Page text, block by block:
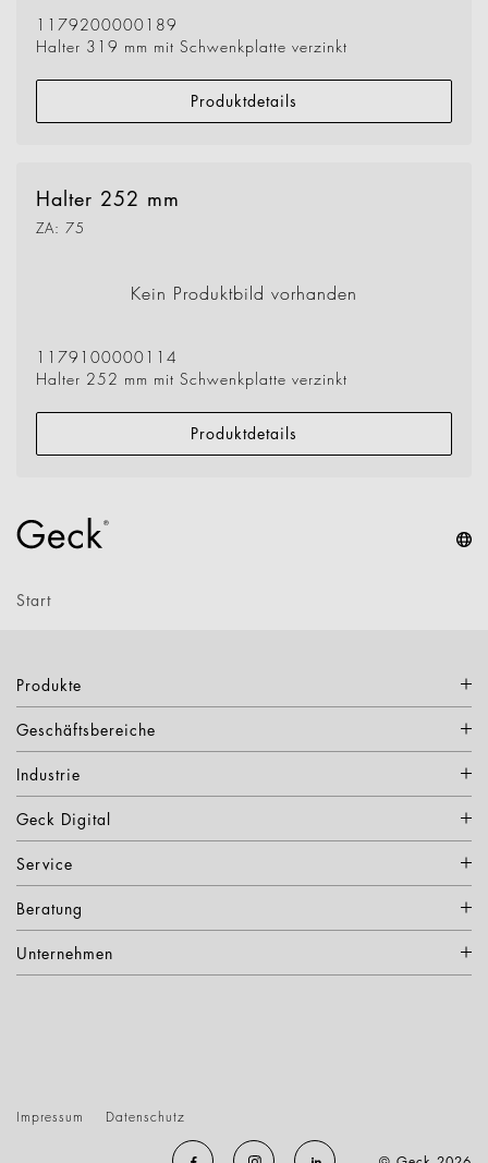
1179200000189
Halter 319 mm mit Schwenkplatte verzinkt
Produktdetails
Halter 252 mm
ZA: 75
Kein Produktbild vorhanden
1179100000114
Halter 252 mm mit Schwenkplatte verzinkt
Produktdetails
Start
Produkte
Geschäftsbereiche
Industrie
Geck Digital
Service
Beratung
Unternehmen
Impressum Datenschutz